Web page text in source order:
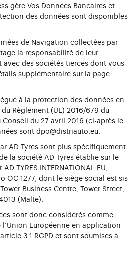
gère Vos Données Bancaires et
des données sont disponibles
de Navigation collectées par
la responsabilité de leur
des sociétés tierces dont vous
supplémentaire sur la page
à la protection des données en
Règlement (UE) 2016/679 du
du 27 avril 2016 (ci-après le
sont dpo@distriauto.eu.
AD Tyres sont plus spécifiquement
la société AD Tyres établie sur le
TYRES INTERNATIONAL EU,
OC 1277, dont le siège social est sis
Business Centre, Tower Street,
(Malte).
sont donc considérés comme
Européenne en application
3.1 RGPD et sont soumises à